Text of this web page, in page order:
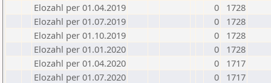
Elozahl per 01.04.2019
0
1728
Elozahl per 01.07.2019
0
1728
Elozahl per 01.10.2019
0
1728
Elozahl per 01.01.2020
0
1728
Elozahl per 01.04.2020
0
1717
Elozahl per 01.07.2020
0
1717